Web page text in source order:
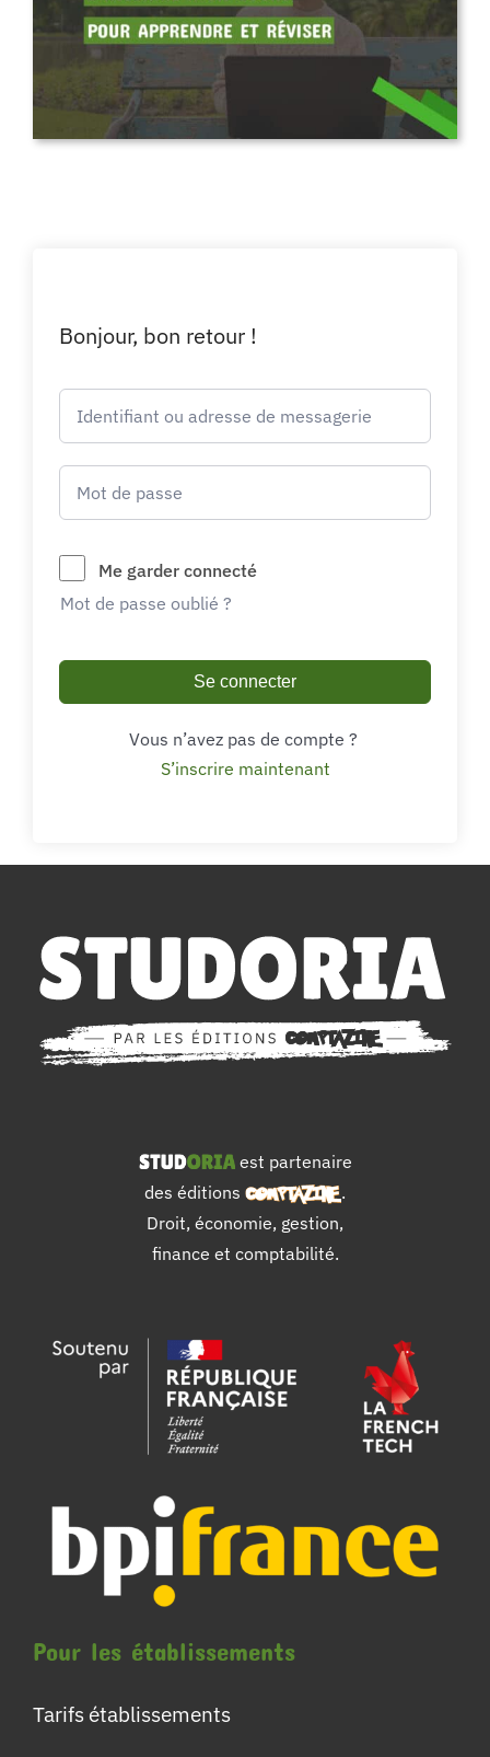
Bonjour, bon retour !
Me garder connecté
Mot de passe oublié ?
Se connecter
Vous n’avez pas de compte ?
S’inscrire maintenant
est partenaire
des éditions
.
Droit, économie, gestion,
finance et comptabilité.
Pour les établissements
Tarifs établissements